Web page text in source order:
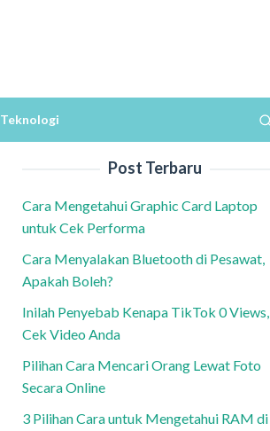
Teknologi
Post Terbaru
Cara Mengetahui Graphic Card Laptop
untuk Cek Performa
Cara Menyalakan Bluetooth di Pesawat,
Apakah Boleh?
Inilah Penyebab Kenapa TikTok 0 Views,
Cek Video Anda
Pilihan Cara Mencari Orang Lewat Foto
Secara Online
3 Pilihan Cara untuk Mengetahui RAM di